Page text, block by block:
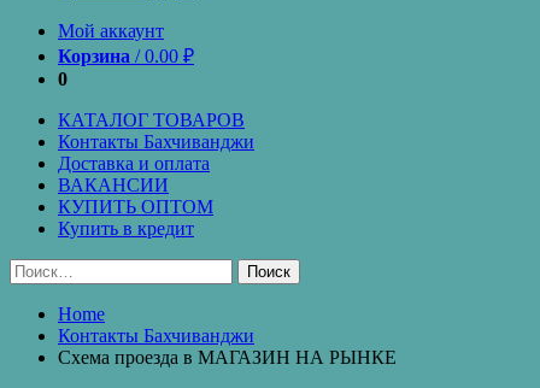
Мой аккаунт
Корзина /0.00 ₽
0
КАТАЛОГ ТОВАРОВ
Контакты Бахчиванджи
Доставка и оплата
ВАКАНСИИ
КУПИТЬ ОПТОМ
Купить в кредит
Найти:
Home
Контакты Бахчиванджи
Схема проезда в МАГАЗИН НА РЫНКЕ